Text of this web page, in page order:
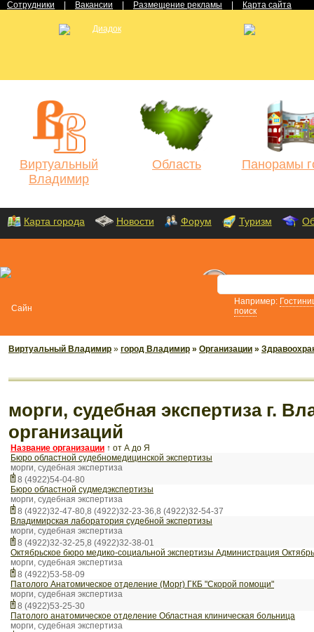
Сотрудники Вакансии Размещение рекламы Карта сайта
Виртуальный
Владимир
Область Панорамы
Карта города Новости Форум Туризм
Например:
поиск
Виртуальный Владимир » город Владимир » Организации »
морги, судебная экспертиза г.
организаций
Название организации ↑ от А до Я
Бюро областной судебномедицинской экспертизы
морги, судебная экспертиза
8 (4922)54-04-80
Бюро областной судмедэкспертизы
морги, судебная экспертиза
8 (4922)32-47-80,8 (4922)32-23-36,8 (4922)32-54-37
Владимирская лаборатория судебной экспертизы
морги, судебная экспертиза
8 (4922)32-32-25,8 (4922)32-38-01
Октябрьское бюро медико-социальной экспертизы Администрация
морги, судебная экспертиза
8 (4922)53-58-09
Патолого Анатомическое отделение (Морг) ГКБ "Скорой помощи"
морги, судебная экспертиза
8 (4922)53-25-30
Патолого анатомическое отделение Областная клиническая больница
морги, судебная экспертиза